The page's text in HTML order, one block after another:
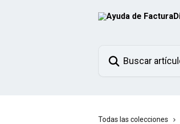
Todas las colecciones